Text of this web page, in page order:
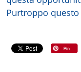
Purtroppo